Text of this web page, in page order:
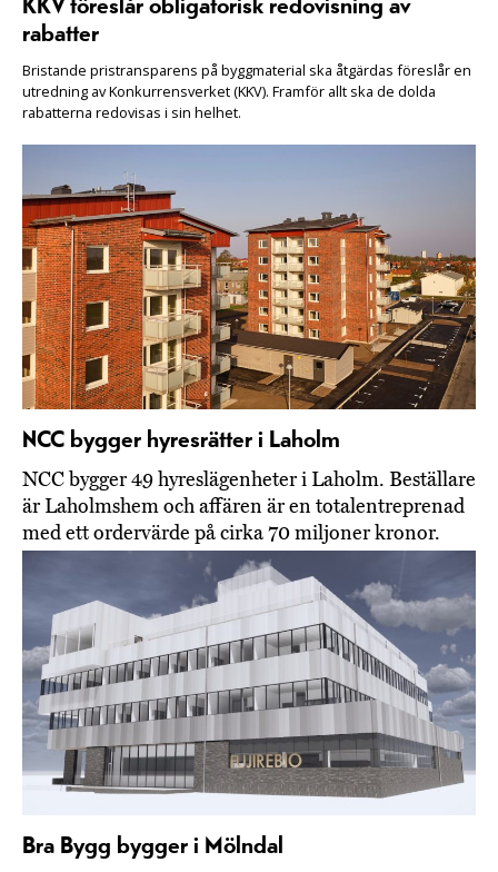
KKV föreslår obligatorisk redovisning av
rabatter
Bristande pristransparens på byggmaterial ska åtgärdas föreslår en
utredning av Konkurrensverket (KKV). Framför allt ska de dolda
rabatterna redovisas i sin helhet.
NCC bygger hyresrätter i Laholm
NCC bygger 49 hyreslägenheter i Laholm. Beställare
är Laholmshem och affären är en totalentreprenad
med ett ordervärde på cirka 70 miljoner kronor.
Bra Bygg bygger i Mölndal